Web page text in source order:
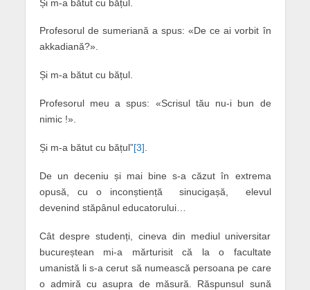
Și m-a bătut cu bățul.
Profesorul de sumeriană a spus: «De ce ai vorbit în
akkadiană?».
Și m-a bătut cu bățul.
Profesorul meu a spus: «Scrisul tău nu-i bun de
nimic !».
Și m-a bătut cu bățul”[3]
De un deceniu și mai bine s-a căzut în extrema
opusă, cu o inconștiență sinucigașă, elevul
devenind stăpânul educatorului…
Cât despre studenți, cineva din mediul universitar
bucureștean mi-a mărturisit că la o facultate
umanistă li s-a cerut să numească persoana pe care
o admiră cu asupra de măsură. Răspunsul sună